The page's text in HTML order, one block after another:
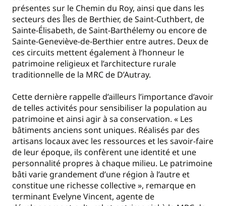
présentes sur le Chemin du Roy, ainsi que dans les
secteurs des Îles de Berthier, de Saint-Cuthbert, de
Sainte-Élisabeth, de Saint-Barthélemy ou encore de
Sainte-Geneviève-de-Berthier entre autres. Deux de
ces circuits mettent également à l’honneur le
patrimoine religieux et l’architecture rurale
traditionnelle de la MRC de D’Autray.
Cette dernière rappelle d’ailleurs l’importance d’avoir
de telles activités pour sensibiliser la population au
patrimoine et ainsi agir à sa conservation. « Les
bâtiments anciens sont uniques. Réalisés par des
artisans locaux avec les ressources et les savoir-faire
de leur époque, ils confèrent une identité et une
personnalité propres à chaque milieu. Le patrimoine
bâti varie grandement d’une région à l’autre et
constitue une richesse collective », remarque en
terminant Evelyne Vincent, agente de